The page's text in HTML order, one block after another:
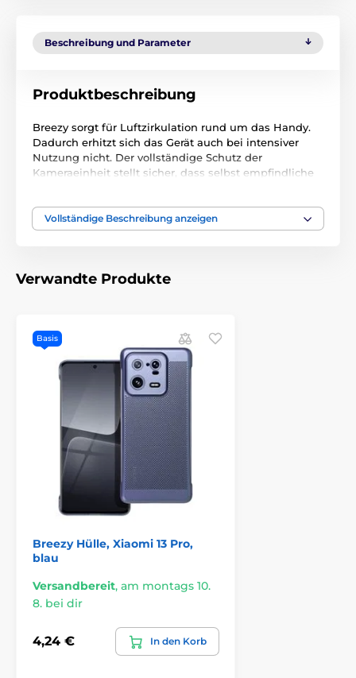
Beschreibung und Parameter
Produktbeschreibung
Breezy sorgt für Luftzirkulation rund um das Handy.
Dadurch erhitzt sich das Gerät auch bei intensiver
Nutzung nicht. Der vollständige Schutz der
Kameraeinheit stellt sicher, dass selbst empfindliche
Dabei behält es seine ursprüngliche Schlankheit und
über das Handy ziehen lässt und eine perfekte
Vollständige Beschreibung anzeigen
Verwandte Produkte
Basis
Breezy Hülle, Xiaomi 13 Pro,
blau
Versandbereit, am montags 10.
8. bei dir
4,24 € In den Korb